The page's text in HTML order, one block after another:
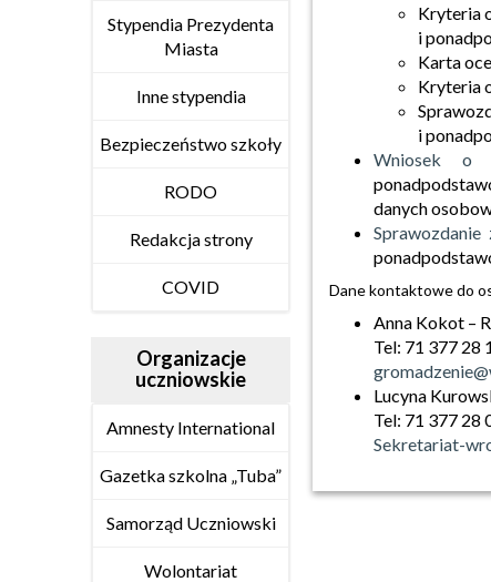
Stypendia Prezydenta
Miasta
Inne stypendia
Bezpieczeństwo szkoły
RODO
Redakcja strony
COVID
Organizacje
uczniowskie
Amnesty International
Gazetka szkolna „Tuba”
Samorząd Uczniowski
Wolontariat
Kryteria
i
Karta
Kryteria
i
Wniosek o
danych
Dane kontaktowe do
Anna Kokot –
Tel: 71 377 28
Lucyna
Tel: 71 377 28
Sekretariat-